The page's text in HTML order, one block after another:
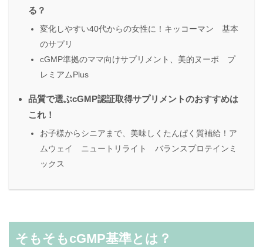
る？
変化しやすい40代からの女性に！キッコーマン 基本
のサプリ
cGMP準拠のママ向けサプリメント、美的ヌーボ プ
レミアムPlus
品質で選ぶcGMP認証取得サプリメントのおすすめは
これ！
お子様からシニアまで、美味しくたんぱく質補給！ア
ムウェイ ニュートリライト バランスプロテインミ
ックス
そもそもcGMP基準とは？